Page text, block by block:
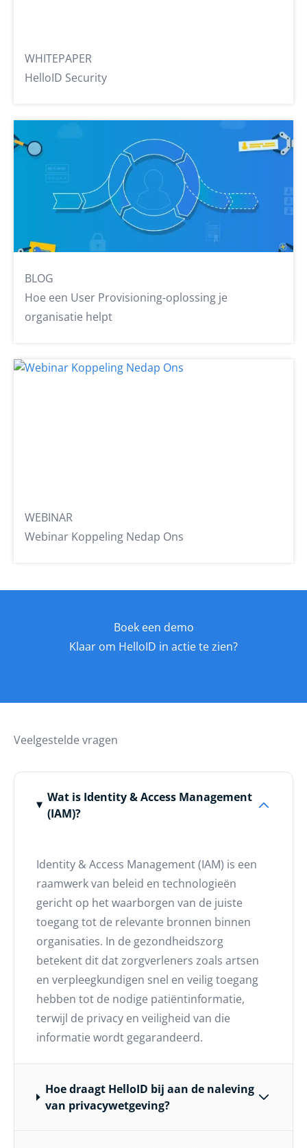
WHITEPAPER
HelloID Security
BLOG
Hoe een User Provisioning-oplossing je
organisatie helpt
WEBINAR
Webinar Koppeling Nedap Ons
Boek een demo
Klaar om HelloID in actie te zien?
Veelgestelde vragen
Wat is Identity & Access Management
(IAM)?
Identity & Access Management (IAM) is een
raamwerk van beleid en technologieën
gericht op het waarborgen van de juiste
toegang tot de relevante bronnen binnen
organisaties. In de gezondheidszorg
betekent dit dat zorgverleners zoals artsen
en verpleegkundigen snel en veilig toegang
hebben tot de nodige patiëntinformatie,
terwijl de privacy en veiligheid van die
informatie wordt gegarandeerd.
Hoe draagt HelloID bij aan de naleving
van privacywetgeving?